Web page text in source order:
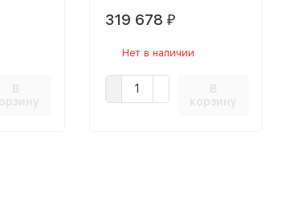
В
319 678 ₽
Нет в наличии
В
корзину